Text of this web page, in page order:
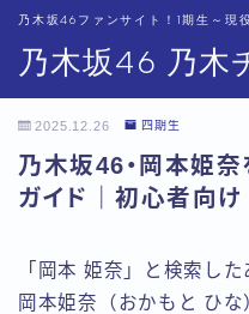
乃木坂46 乃木
乃木坂46ファンサイト！1期生～現
MENU
運営者情報
2025.12.26 四期生
乃木坂46・岡本姫
ガイド｜初心者向け
「岡本 姫奈」と検索し
岡本姫奈（おかもと ひ